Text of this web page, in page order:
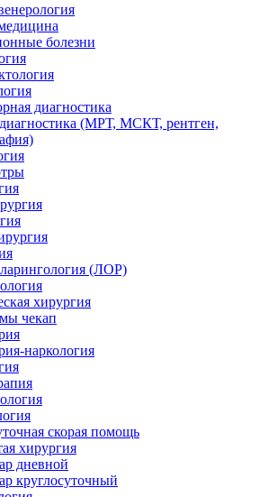
болезни
диагностика
(МРТ, МСКТ, рентген,
(ЛОР)
хирургия
чекап
наркология
скорая помощь
хирургия
дневной
круглосуточный